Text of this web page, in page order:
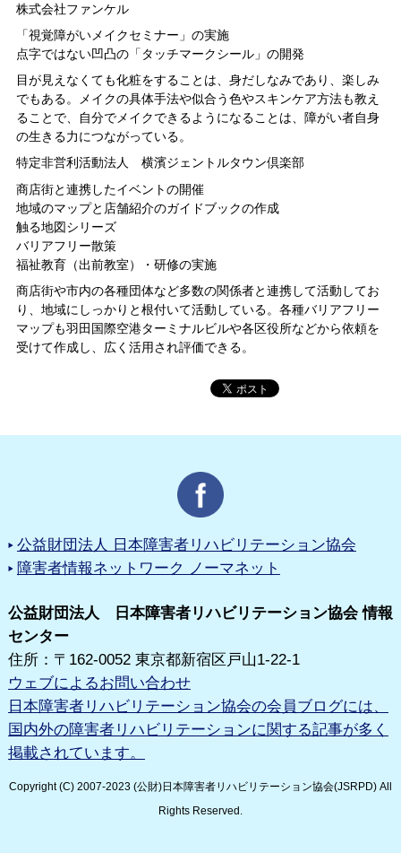
株式会社ファンケル
「視覚障がいメイクセミナー」の実施
点字ではない凹凸の「タッチマークシール」の開発
目が見えなくても化粧をすることは、身だしなみであり、楽しみ
でもある。メイクの具体手法や似合う色やスキンケア方法も教え
ることで、自分でメイクできるようになることは、障がい者自身
の生きる力につながっている。
特定非営利活動法人 横濱ジェントルタウン倶楽部
商店街と連携したイベントの開催
地域のマップと店舗紹介のガイドブックの作成
触る地図シリーズ
バリアフリー散策
福祉教育（出前教室）・研修の実施
商店街や市内の各種団体など多数の関係者と連携して活動してお
り、地域にしっかりと根付いて活動している。各種バリアフリー
マップも羽田国際空港ターミナルビルや各区役所などから依頼を
受けて作成し、広く活用され評価できる。
公益財団法人 日本障害者リハビリテーション協会
障害者情報ネットワーク ノーマネット
公益財団法人 日本障害者リハビリテーション協会 情報
センター
住所：〒162-0052 東京都新宿区戸山1-22-1
ウェブによるお問い合わせ
日本障害者リハビリテーション協会の会員ブログには、
国内外の障害者リハビリテーションに関する記事が多く
掲載されています。
Copyright (C) 2007-2023 (公財)日本障害者リハビリテーション協会(JSRPD) All
Rights Reserved.